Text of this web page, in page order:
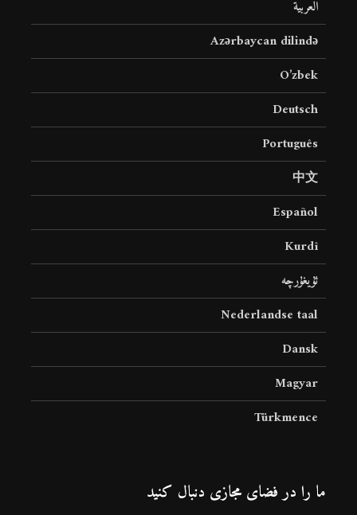
العربية
Azərbaycan dilində
O’zbek
Deutsch
Português
中文
Español
Kurdî
ئۇيغۇرچە
Nederlandse taal
Dansk
Magyar
Türkmence
ما را در فضای مجازی دنبال کنید